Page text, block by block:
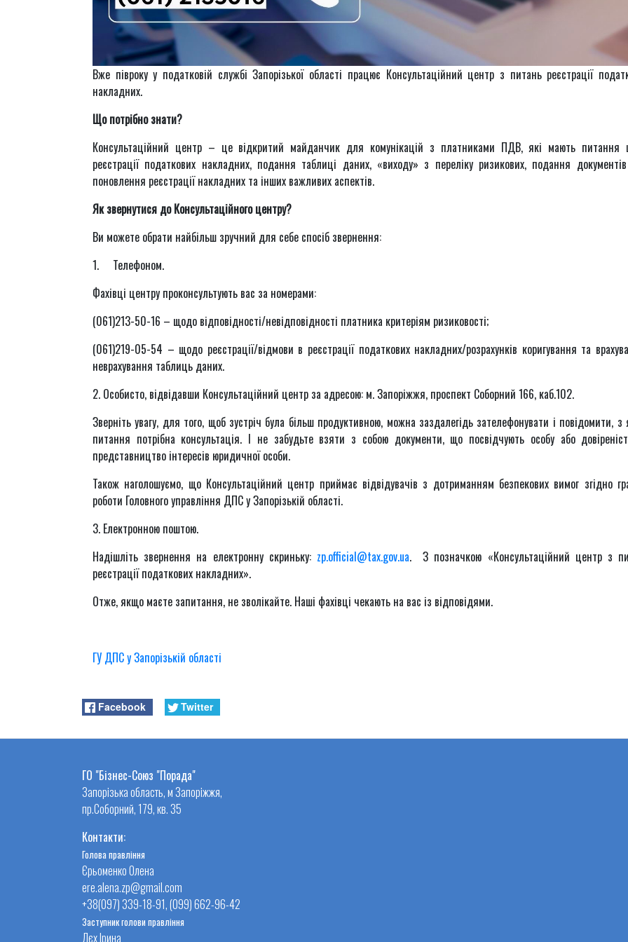
Вже півроку у податковій службі Запорізької області працює Консультаційний центр з питань реєстрації
накладних.
Що потрібно знати?
Консультаційний центр – це відкритий майданчик для комунікацій з платниками ПДВ, які мають питання
реєстрації податкових накладних, подання таблиці даних, «виходу» з переліку ризикових, подання
поновлення реєстрації накладних та інших важливих аспектів.
Як звернутися до Консультаційного центру?
Ви можете обрати найбільш зручний для себе спосіб звернення:
1. Телефоном.
Фахівці центру проконсультують вас за номерами:
(061)213-50-16 – щодо відповідності/невідповідності платника критеріям ризиковості;
(061)219-05-54 – щодо реєстрації/відмови в реєстрації податкових накладних/розрахунків коригування та
неврахування таблиць даних.
2. Особисто, відвідавши Консультаційний центр за адресою: м. Запоріжжя, проспект Соборний 166, каб.102.
Зверніть увагу, для того, щоб зустріч була більш продуктивною, можна заздалегідь зателефонувати і повідомити, з
питання потрібна консультація. І не забудьте взяти з собою документи, що посвідчують особу або
представництво інтересів юридичної особи.
Також наголошуємо, що Консультаційний центр приймає відвідувачів з дотриманням безпекових вимог згідно
роботи Головного управління ДПС у Запорізькій області.
3. Електронною поштою.
Надішліть звернення на електронну скриньку: zp.official@tax.gov.ua. З позначкою «Консультаційний центр з
реєстрації податкових накладних».
Отже, якщо маєте запитання, не зволікайте. Наші фахівці чекають на вас із відповідями.
ГУ ДПС у Запорізькій області
Facebook Twitter
ГО "Бізнес-Союз "Порада"
Запорізька область, м Запоріжжя,
пр.Соборний, 179, кв. 35
Контакти:
Голова правління
Єрьоменко Олена
ere.alena.zp@gmail.com
+38(097) 339-18-91, (099) 662-96-42
Заступник голови правління
Лєх Ірина